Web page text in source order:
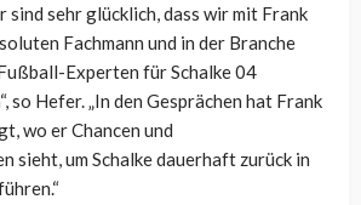
sind sehr glücklich, dass wir mit Frank
Fachmann und in der Branche
Experten für Schalke 04
so Hefer. „In den Gesprächen hat Frank
wo er Chancen und
sieht, um Schalke dauerhaft zurück in